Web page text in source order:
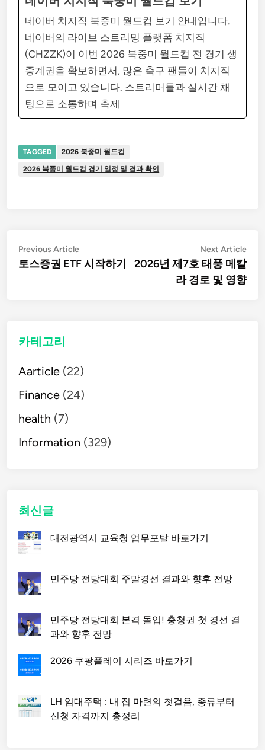
네이버 치지직 북중미 월드컵 보기 안내입니다.
네이버의 라이브 스트리밍 플랫폼 치지직
(CHZZK)이 이번 2026 북중미 월드컵 전 경기 생
중계권을 확보하면서, 많은 축구 팬들이 치지직
으로 모이고 있습니다. 스트리머들과 실시간 채
팅으로 소통하며 축제
TAGGED 2026 북중미 월드컵
2026 북중미 월드컵 경기 일정 및 결과 확인
글
Previous ArticlePrevious
article:
토스증권 ETF 시작하기
Next Article
2026년 제7호 태풍 메칼
라 경로 및 영향
카테고리
Aarticle (22)
Finance (24)
health (7)
Information (329)
최신글
대전광역시 교육청 업무포탈 바로가기
민주당 전당대회 주말경선 결과와 향후 전망
민주당 전당대회 본격 돌입! 충청권 첫 경선 결
과와 향후 전망
2026 쿠팡플레이 시리즈 바로가기
LH 임대주택 : 내 집 마련의 첫걸음, 종류부터
신청 자격까지 총정리